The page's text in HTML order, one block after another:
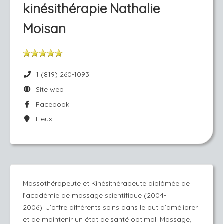
kinésithérapie Nathalie
Moisan
1 (819) 260-1093
Site web
Facebook
Lieux
Massothérapeute et Kinésithérapeute diplômée de
l’académie de massage scientifique (2004-
2006). J’offre différents soins dans le but d’améliorer
et de maintenir un état de santé optimal. Massage,